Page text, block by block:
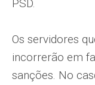
PSD.
Os servidores
incorrerão em
sanções. No